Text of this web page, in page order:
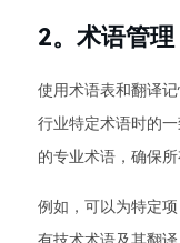
2。术语管理
使用术语表和翻译
行业特定术语时的
的专业术语，确保
例如，可以为特定